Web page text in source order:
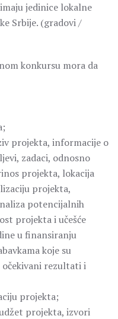
jedinice lokalne
Srbije. (gradovi /
konkursu mora da
projekta, informacije o
zadaci, odnosno
projekta, lokacija
projekta,
potencijalnih
projekta i učešće
u finansiranju
koje su
rezultati i
projekta;
projekta, izvori